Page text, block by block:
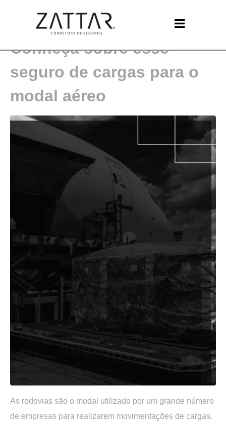
O que é o RCTA-C?
Conheça sobre esse
seguro de cargas para o
modal aéreo
As rodovias são o modal utilizado por um grande número
de empresas para realizarem movimentações de cargas.